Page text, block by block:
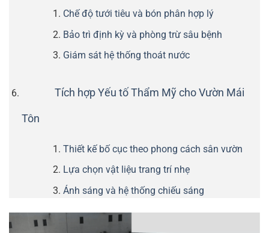
Chế độ tưới tiêu và bón phân hợp lý
Bảo trì định kỳ và phòng trừ sâu bệnh
Giám sát hệ thống thoát nước
Tích hợp Yếu tố Thẩm Mỹ cho Vườn Mái
Tôn
Thiết kế bố cục theo phong cách sân vườn
Lựa chọn vật liệu trang trí nhẹ
Ánh sáng và hệ thống chiếu sáng